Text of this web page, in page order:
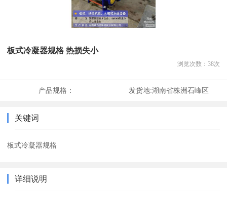
板式冷凝器规格 热损失小
浏览次数： 38次
产品规格： 发货地:湖南省株洲石峰区
关键词
板式冷凝器规格
详细说明